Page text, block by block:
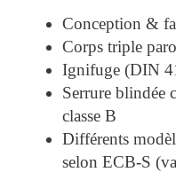
Conception &
Corps triple
Ignifuge (DIN
Serrure blindée
classe B
Différents
selon ECB-S